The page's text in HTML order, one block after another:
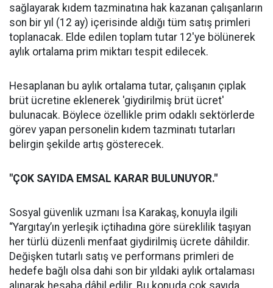
sağlayarak kıdem tazminatına hak kazanan çalışanların
son bir yıl (12 ay) içerisinde aldığı tüm satış primleri
toplanacak. Elde edilen toplam tutar 12'ye bölünerek
aylık ortalama prim miktarı tespit edilecek.
Hesaplanan bu aylık ortalama tutar, çalışanın çıplak
brüt ücretine eklenerek 'giydirilmiş brüt ücret'
bulunacak. Böylece özellikle prim odaklı sektörlerde
görev yapan personelin kıdem tazminatı tutarları
belirgin şekilde artış gösterecek.
"ÇOK SAYIDA EMSAL KARAR BULUNUYOR."
Sosyal güvenlik uzmanı İsa Karakaş, konuyla ilgili
“Yargıtay’ın yerleşik içtihadına göre süreklilik taşıyan
her türlü düzenli menfaat giydirilmiş ücrete dâhildir.
Değişken tutarlı satış ve performans primleri de
hedefe bağlı olsa dahi son bir yıldaki aylık ortalaması
alınarak hesaba dâhil edilir. Bu konuda çok sayıda